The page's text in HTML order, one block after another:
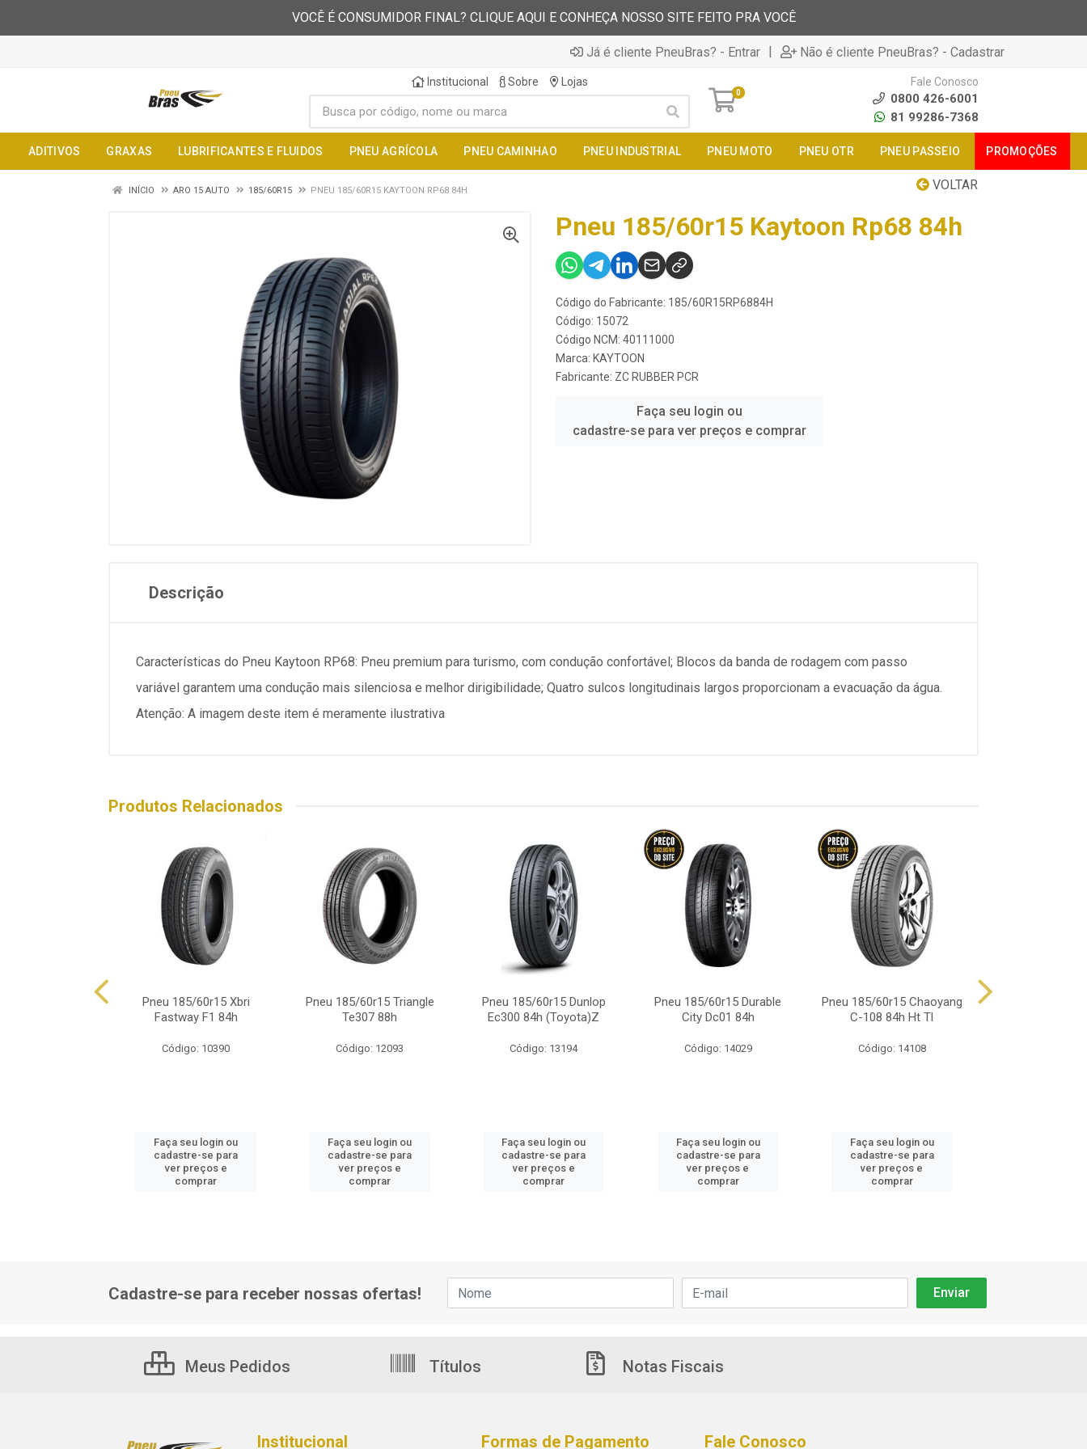
VOCÊ É CONSUMIDOR FINAL? CLIQUE AQUI E CONHEÇA NOSSO SITE FEITO PRA VOCÊ
Já é cliente PneuBras? - Entrar | Não é cliente PneuBras? - Cadastrar
Institucional Sobre Lojas
0
Fale Conosco
0800 426-6001
81 99286-7368
ADITIVOS GRAXAS LUBRIFICANTES E FLUIDOS PNEU AGRÍCOLA PNEU CAMINHAO PNEU INDUSTRIAL PNEU MOTO PNEU OTR PNEU PASSEIO PROMOÇÕES
VOLTAR
INÍCIO ARO 15 AUTO 185/60R15 PNEU 185/60R15 KAYTOON RP68 84H
Pneu 185/60r15 Kaytoon Rp68 84h
Código do Fabricante: 185/60R15RP6884H
Código: 15072
Código NCM: 40111000
Marca: KAYTOON
Fabricante: ZC RUBBER PCR
Faça seu login ou
cadastre-se para ver preços e comprar
Descrição
Características do Pneu Kaytoon RP68: Pneu premium para turismo, com condução confortável; Blocos da banda de rodagem com passo
variável garantem uma condução mais silenciosa e melhor dirigibilidade; Quatro sulcos longitudinais largos proporcionam a evacuação da água.
Atenção: A imagem deste item é meramente ilustrativa
Produtos Relacionados
Pneu 185/60r15 Xbri
Fastway F1 84h
Código: 10390
Faça seu login ou
cadastre-se para
ver preços e
comprar
Pneu 185/60r15 Triangle
Te307 88h
Código: 12093
Faça seu login ou
cadastre-se para
ver preços e
comprar
Pneu 185/60r15 Dunlop
Ec300 84h (Toyota)Z
Código: 13194
Faça seu login ou
cadastre-se para
ver preços e
comprar
Pneu 185/60r15 Durable
City Dc01 84h
Código: 14029
Faça seu login ou
cadastre-se para
ver preços e
comprar
Pneu 185/60r15 Chaoyang
C-108 84h Ht Tl
Código: 14108
Faça seu login ou
cadastre-se para
ver preços e
comprar
Cadastre-se para receber nossas ofertas!
Meus Pedidos Títulos Notas Fiscais
Institucional Formas de Pagamento Fale Conosco